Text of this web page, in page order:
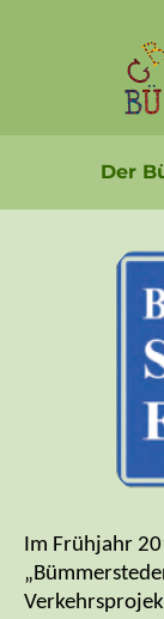
Der
Im Frühjahr